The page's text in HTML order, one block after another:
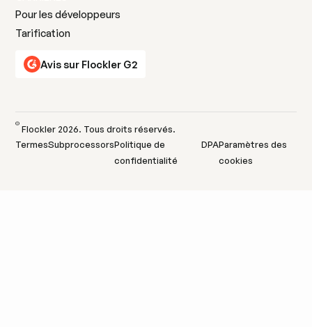
Pour les développeurs
Tarification
Avis sur Flockler G2
© Flockler 2026. Tous droits réservés.
TermesSubprocessorsPolitique de
confidentialité
DPAParamètres des
cookies